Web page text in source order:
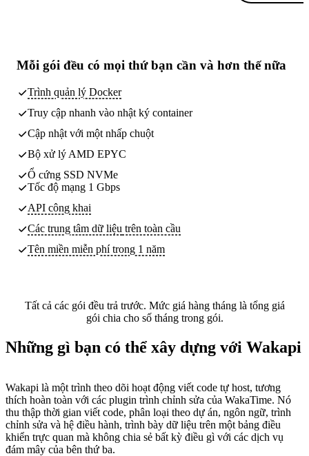
Mỗi gói đều có mọi thứ bạn cần và hơn thế nữa
Trình quản lý Docker
Truy cập nhanh vào nhật ký container
Cập nhật với một nhấp chuột
Bộ xử lý AMD EPYC
Ổ cứng SSD NVMe
Tốc độ mạng 1 Gbps
API công khai
Các trung tâm dữ liệu trên toàn cầu
Tên miền miễn phí trong 1 năm
Tất cả các gói đều trả trước. Mức giá hàng tháng là tổng giá
gói chia cho số tháng trong gói.
Những gì bạn có thể xây dựng với Wakapi
Wakapi là một trình theo dõi hoạt động viết code tự host, tương
thích hoàn toàn với các plugin trình chỉnh sửa của WakaTime. Nó
thu thập thời gian viết code, phân loại theo dự án, ngôn ngữ, trình
chỉnh sửa và hệ điều hành, trình bày dữ liệu trên một bảng điều
khiển trực quan mà không chia sẻ bất kỳ điều gì với các dịch vụ
đám mây của bên thứ ba.